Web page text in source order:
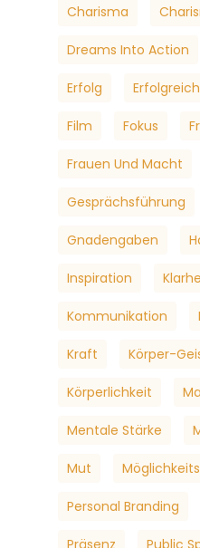
Charisma
Dreams Into Action
Erfolg
Film Fokus
Frauen Und Macht
Gesprächsführung
Gnadengaben
Inspiration
Kommunikation
Kraft Körper-
Körperlichkeit
Mentale Stärke
Mut
Personal Branding
Präsenz Public